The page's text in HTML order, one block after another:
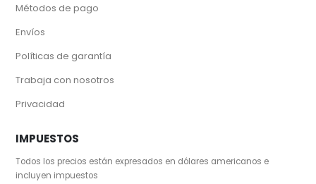
Métodos de pago
Envíos
Políticas de garantía
Trabaja con nosotros
Privacidad
IMPUESTOS
Todos los precios están expresados en dólares americanos e
incluyen impuestos